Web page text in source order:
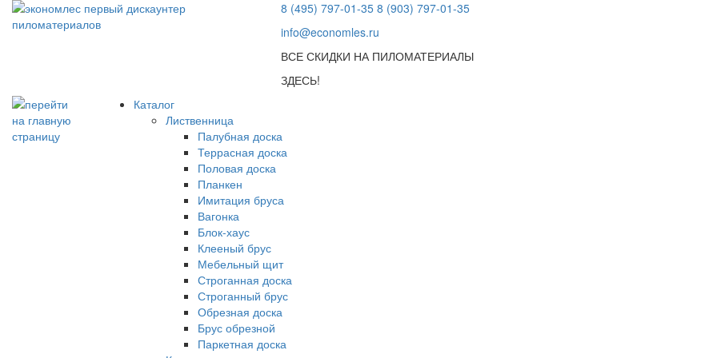
8 (495) 797-01-35 8 (903) 797-01-35
info@economles.ru
ВСЕ СКИДКИ НА ПИЛОМАТЕРИАЛЫ
ЗДЕСЬ!
Каталог
Лиственница
Палубная доска
Террасная доска
Половая доска
Планкен
Имитация бруса
Вагонка
Блок-хаус
Клееный брус
Мебельный щит
Строганная доска
Строганный брус
Обрезная доска
Брус обрезной
Паркетная доска